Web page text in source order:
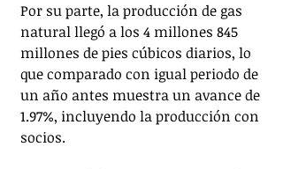
Por su parte, la producción de gas
natural llegó a los 4 millones 845
millones de pies cúbicos diarios, lo
que comparado con igual periodo de
un año antes muestra un avance de
1.97%, incluyendo la producción con
socios.